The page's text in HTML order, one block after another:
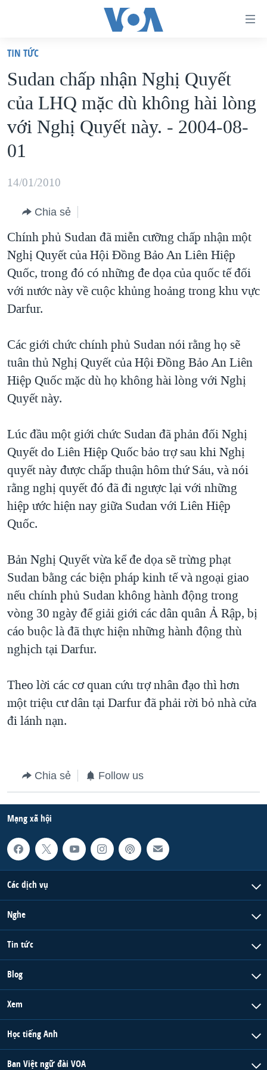
truy
cập
Tới
nội
chính
Tới
hướng
chính
Đi
tới
"Tìm"
VIỆT NAM
HOA KỲ
BIỂN ĐÔNG
THẾ GIỚI
MỤC
TỰ DO BÁO CHÍ
VẠCH TRẦN TIN GIẢ
NGƯỜI VIỆT HẢI NGOẠI
KHOA HỌC
SỨC KHOẺ
VĂN HOÁ
GIÁO DỤC
CHUYÊN ĐỀ
CHIẾN TRANH THƯƠNG MẠI CỦA MỸ: QUÁ KHỨ VÀ HIỆN
TẠI
HÀNH TRÌNH BẦU CỬ 2024
MỘT NĂM CHIẾN TRANH TẠI DẢI GAZA
NGÀY TỊ NẠN THẾ GIỚI
TRỊNH VĨNH BÌNH - NGƯỜI HẠ 'BÊN THẮNG CUỘC'
GROUND ZERO – XƯA VÀ NAY
CÁC GIÁ TRỊ CỘNG HÒA Ở VIỆT NAM
THƯỢNG ĐỈNH TRUMP-KIM TẠI VIỆT NAM
TRỊNH VĨNH BÌNH VS. CHÍNH PHỦ VIỆT NAM
NGƯ DÂN VIỆT VÀ LÀN SÓNG TRỘM HẢI SÂM
BÊN KIA QUỐC LỘ: TIẾNG VỌNG TỪ NÔNG THÔN MỸ
HỌC TIẾNG ANH
VIDEO
NGHE
Ngôn ngữ khác
TIN TỨC
Sudan chấp nhận Nghị Quyết
của LHQ mặc dù không hài lòng
với Nghị Quyết này. - 2004-08-
01
14/01/2010
Chia sẻ
Chính phủ Sudan đã miễn cưỡng chấp nhận một
Nghị Quyết của Hội Đồng Bảo An Liên Hiệp
Quốc, trong đó có những đe dọa của quốc tế đối
với nước này về cuộc khủng hoảng trong khu vực
Darfur.
Các giới chức chính phủ Sudan nói rằng họ sẽ
tuân thủ Nghị Quyết của Hội Đồng Bảo An Liên
Hiệp Quốc mặc dù họ không hài lòng với Nghị
Quyết này.
Lúc đầu một giới chức Sudan đã phản đối Nghị
Quyết do Liên Hiệp Quốc bảo trợ sau khi Nghị
quyết này được chấp thuận hôm thứ Sáu, và nói
rằng nghị quyết đó đã đi ngược lại với những
hiệp ước hiện nay giữa Sudan với Liên Hiệp
Quốc.
Bản Nghị Quyết vừa kể đe dọa sẽ trừng phạt
Sudan bằng các biện pháp kinh tế và ngoại giao
nếu chính phủ Sudan không hành động trong
vòng 30 ngày để giải giới các dân quân Ả Rập, bị
cáo buộc là đã thực hiện những hành động thù
nghịch tại Darfur.
Theo lời các cơ quan cứu trợ nhân đạo thì hơn
một triệu cư dân tại Darfur đã phải rời bỏ nhà cửa
đi lánh nạn.
Chia sẻ Follow us
Mạng xã hội
Các dịch vụ
Nghe
Tin tức
Blog
Xem
Học tiếng Anh
Ban Việt ngữ đài VOA